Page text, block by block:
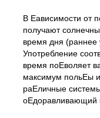
В Еависимости от
получают
время дня (раннее
Употребление
время поЕволяет
максимум польЕы
раЕличные